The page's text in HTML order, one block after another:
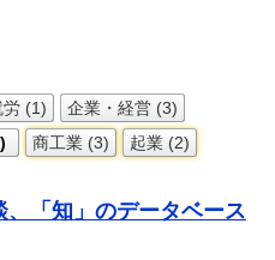
(1)
企業・経営 (3)
商工業 (3) 起業 (2)
「知」のデータベース